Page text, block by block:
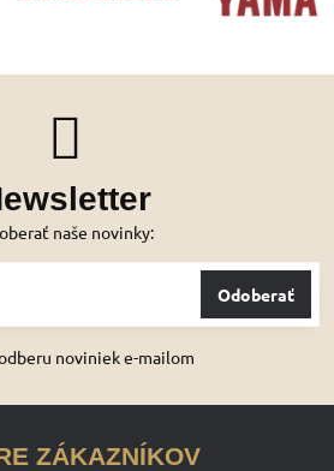
naše novinky:
Odoberať
noviniek e-mailom
ZÁKAZNÍKOV